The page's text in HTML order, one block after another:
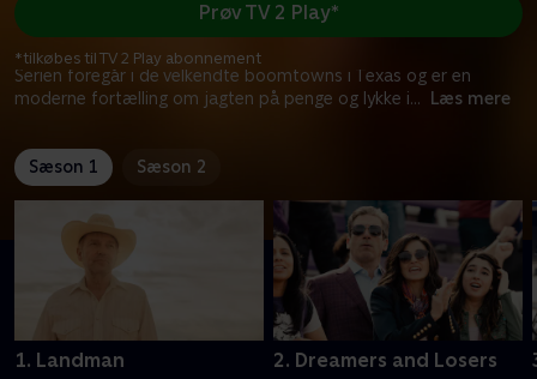
Serien foregår i de velkendte boomtowns i Texas og er en
moderne fortælling om jagten på penge og lykke i... Læs mere
Prøv TV 2 Play*
*tilkøbes til TV 2 Play abonnement
Sæson 1 Sæson 2
1. Landman 2. Dreamers and Losers